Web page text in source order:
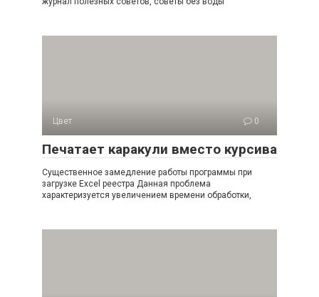
Цвет 0
Печатает каракули вместо курсива
Существенное замедление работы программы при
загрузке Excel реестра Данная проблема
характеризуется увеличением времени обработки,